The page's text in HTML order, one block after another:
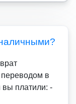
в
вы платили: -